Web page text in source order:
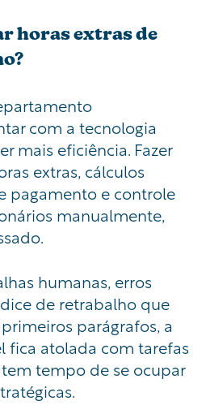
horas extras de
com a tecnologia
mais eficiência. Fazer
extras, cálculos
pagamento e controle
manualmente,
humanas, erros
de retrabalho que
parágrafos, a
fica atolada com tarefas
tempo de se ocupar